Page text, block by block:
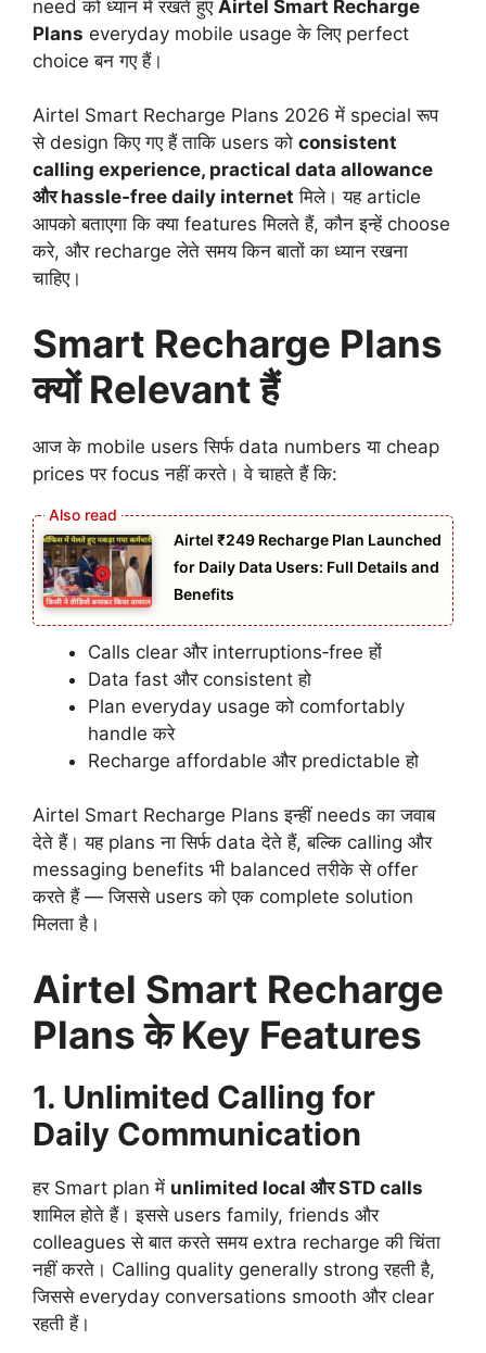
need को ध्यान में रखते हुए Airtel Smart Recharge
Plans everyday mobile usage के लिए perfect
choice बन गए हैं।
Airtel Smart Recharge Plans 2026 में special रूप
से design किए गए हैं ताकि users को consistent
calling experience, practical data allowance
और hassle‑free daily internet मिले। यह article
आपको बताएगा कि क्या features मिलते हैं, कौन इन्हें choose
करे, और recharge लेते समय किन बातों का ध्यान रखना
चाहिए।
Smart Recharge Plans
क्यों Relevant हैं
आज के mobile users सिर्फ data numbers या cheap
prices पर focus नहीं करते। वे चाहते हैं कि:
Airtel ₹249 Recharge Plan Launched
for Daily Data Users: Full Details and
Benefits
Calls clear और interruptions‑free हों
Data fast और consistent हो
Plan everyday usage को comfortably
handle करे
Recharge affordable और predictable हो
Airtel Smart Recharge Plans इन्हीं needs का जवाब
देते हैं। यह plans ना सिर्फ data देते हैं, बल्कि calling और
messaging benefits भी balanced तरीके से offer
करते हैं — जिससे users को एक complete solution
मिलता है।
Airtel Smart Recharge
Plans के Key Features
1. Unlimited Calling for
Daily Communication
हर Smart plan में unlimited local और STD calls
शामिल होते हैं। इससे users family, friends और
colleagues से बात करते समय extra recharge की चिंता
नहीं करते। Calling quality generally strong रहती है,
जिससे everyday conversations smooth और clear
रहती हैं।